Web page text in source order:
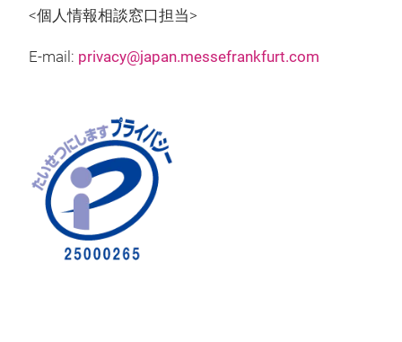
<個人情報相談窓口担当>
E-mail: privacy@japan.messefrankfurt.com